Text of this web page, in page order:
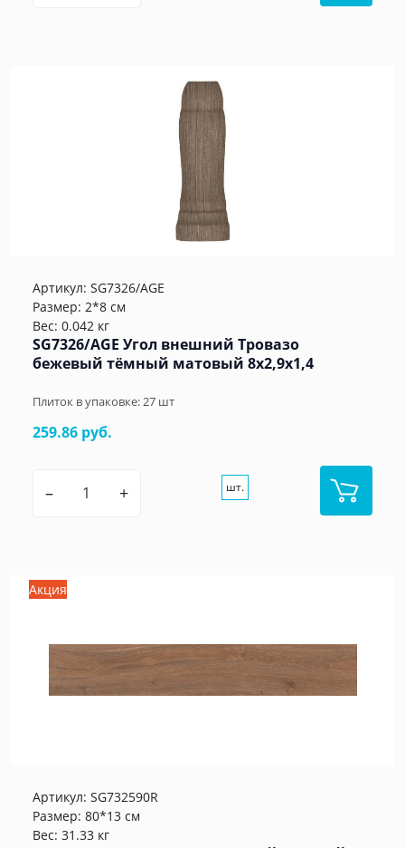
Артикул: SG7326/AGE
Размер: 2*8 см
Вес: 0.042 кг
SG7326/AGE Угол внешний Тровазо
бежевый тёмный матовый 8x2,9x1,4
Плиток в упаковке:27 шт
259.86 руб.
– + шт.
Акция
Артикул: SG732590R
Размер: 80*13 см
Вес: 31.33 кг